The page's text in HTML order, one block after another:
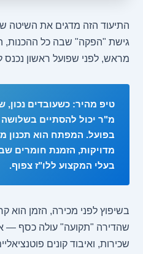
התיעוד הזה מדגים את השיטה
גישת "הפקה" שבה כל ההכנות,
מראש, לפני שפועל ראשון נכנס
מ"ר יכול להסתיים
בפועל. המפתח הוא תכנון
מדויקות, הזמנת חומרים
בעלי המקצוע ללו"ז צפוף.
בשיפוץ לפני מכירה, הזמן הוא
שהדירה "תקועה" עולה כסף —
שכירות, ואיבוד קונים